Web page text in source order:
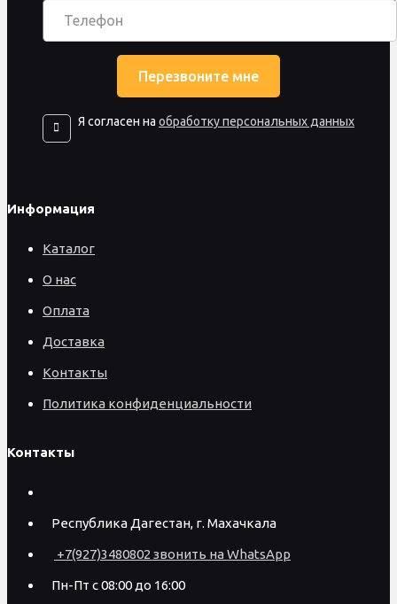
Я согласен на обработку персональных данных
Информация
Каталог
О нас
Оплата
Доставка
Контакты
Политика конфиденциальности
Контакты
Республика Дагестан, г. Махачкала
+7(927)3480802 звонить на WhatsApp
Пн-Пт с 08:00 до 16:00